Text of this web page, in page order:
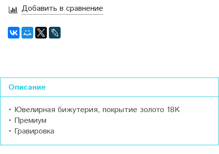
Добавить в сравнение
Описание
• Ювелирная бижутерия, покрытие золото 18K
• Премиум
• Гравировка